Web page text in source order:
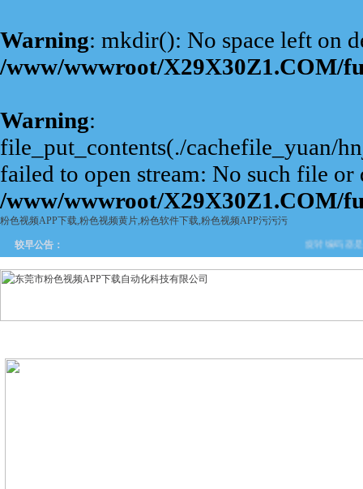
Warning: mkdir(): No space left on
/www/wwwroot/X29X30Z1.COM/
Warning:
file_put_contents(./cachefile_yuan/
failed to open stream: No such file
/www/wwwroot/X29X30Z1.COM/
粉色视频APP下载,粉色视频黄片,粉色软件下载,粉色视频APP污污污
较早公告： 旋转编码器是
下载